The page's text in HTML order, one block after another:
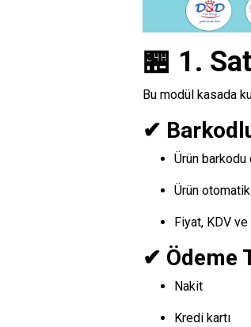
🏪 1.
Bu modül kasada
✔
Ürün barkodu
Ürün
Fiyat, KDV
✔ Ödeme
Nakit
Kredi kartı